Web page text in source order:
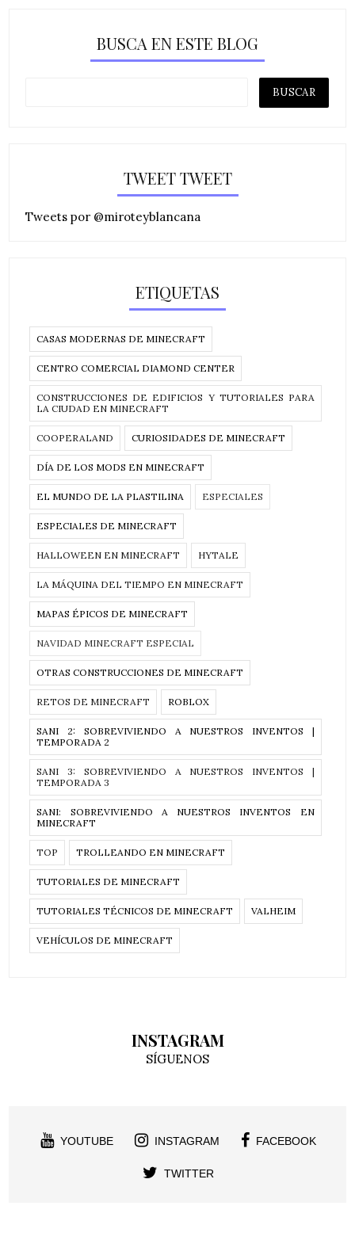
BUSCA EN ESTE BLOG
TWEET TWEET
Tweets por @miroteyblancana
ETIQUETAS
CASAS MODERNAS DE MINECRAFT
CENTRO COMERCIAL DIAMOND CENTER
CONSTRUCCIONES DE EDIFICIOS Y TUTORIALES PARA
LA CIUDAD EN MINECRAFT
COOPERALAND CURIOSIDADES DE MINECRAFT
DÍA DE LOS MODS EN MINECRAFT
EL MUNDO DE LA PLASTILINA ESPECIALES
ESPECIALES DE MINECRAFT
HALLOWEEN EN MINECRAFT HYTALE
LA MÁQUINA DEL TIEMPO EN MINECRAFT
MAPAS ÉPICOS DE MINECRAFT
NAVIDAD MINECRAFT ESPECIAL
OTRAS CONSTRUCCIONES DE MINECRAFT
RETOS DE MINECRAFT ROBLOX
SANI 2: SOBREVIVIENDO A NUESTROS INVENTOS |
TEMPORADA 2
SANI 3: SOBREVIVIENDO A NUESTROS INVENTOS |
TEMPORADA 3
SANI: SOBREVIVIENDO A NUESTROS INVENTOS EN
MINECRAFT
TOP TROLLEANDO EN MINECRAFT
TUTORIALES DE MINECRAFT
TUTORIALES TÉCNICOS DE MINECRAFT VALHEIM
VEHÍCULOS DE MINECRAFT
INSTAGRAM
SÍGUENOS
YOUTUBE INSTAGRAM FACEBOOK
TWITTER